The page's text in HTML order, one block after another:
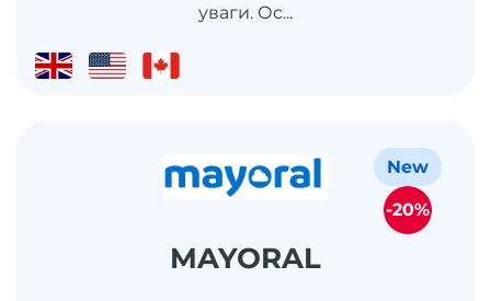
уваги. Ос...
MAYORAL
New
-20%